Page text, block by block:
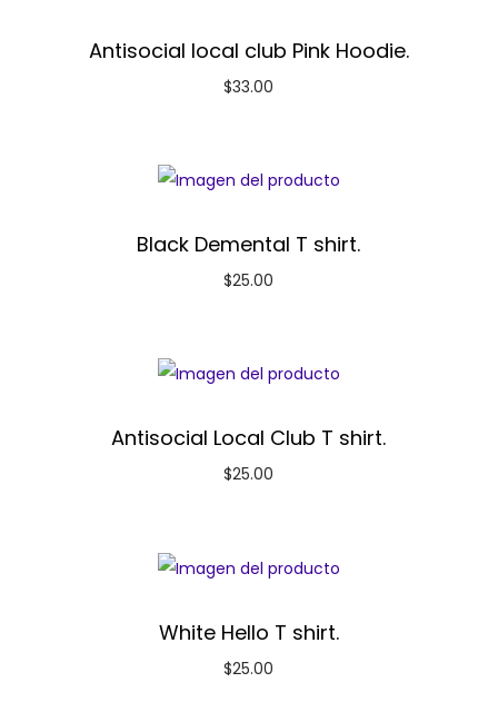
Antisocial local club Pink Hoodie.
$33.00
Black Demental T shirt.
$25.00
Antisocial Local Club T shirt.
$25.00
White Hello T shirt.
$25.00